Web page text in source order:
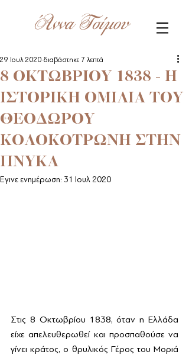
Άννα Τσίμου
8 ΟΚΤΩΒΡΙΟΥ 1838 - Η
ΙΣΤΟΡΙΚΗ ΟΜΙΛΙΑ ΤΟΥ
ΘΕΟΔΩΡΟΥ
ΚΟΛΟΚΟΤΡΩΝΗ ΣΤΗΝ
ΠΝΥΚΑ
29 Ιουλ 2020 διαβάστηκε 7 λεπτά
Έγινε ενημέρωση: 31 Ιουλ 2020
Στις 8 Οκτωβρίου 1838, όταν η Ελλάδα
είχε απελευθερωθεί και προσπαθούσε να
γίνει κράτος, ο θρυλικός Γέρος του Μοριά